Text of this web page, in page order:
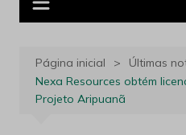
Página inicial
Últimas
Nexa Resources obtém
Projeto Aripuanã